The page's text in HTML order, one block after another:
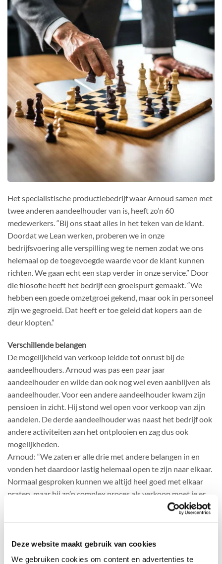
Deze website maakt gebruik van cookies
We gebruiken cookies om content en advertenties te
Het specialistische productiebedrijf waar Arnoud samen met
twee anderen aandeelhouder van is, heeft zo’n 60
medewerkers. “Bij ons staat alles in het teken van de klant.
Doordat we Lean werken, proberen we in onze
bedrijfsvoering alle verspilling weg te nemen zodat we ons
helemaal op de toegevoegde waarde voor de klant kunnen
richten. We gaan echt een stap verder in onze service.” Door
die filosofie heeft het bedrijf een groeispurt gemaakt. “We
hebben een goede omzetgroei gekend, maar ook in personeel
zijn we gegroeid. Dat heeft er toe geleid dat kopers aan de
deur klopten.”
Verschillende belangen
De mogelijkheid van verkoop leidde tot onrust bij de
aandeelhouders. Arnoud was pas een paar jaar
aandeelhouder en wilde dan ook nog wel even aanblijven als
aandeelhouder. Voor een andere aandeelhouder kwam zijn
pensioen in zicht. Hij stond wel open voor verkoop van zijn
aandelen. De derde aandeelhouder was naast het bedrijf ook
andere activiteiten aan het ontplooien en zag dus ook
mogelijkheden.
Arnoud: “We zaten er alle drie met andere belangen in en
vonden het daardoor lastig helemaal open te zijn naar elkaar.
Normaal gesproken kunnen we altijd heel goed met elkaar
praten, maar bij zo’n complex proces als verkoop moet je er
eigenlijk een onafhankelijke, professionele partij bij
betrekken. Dergelijke onrust is ook niet goed voor het bedrijf
en geeft onzekerheid.”